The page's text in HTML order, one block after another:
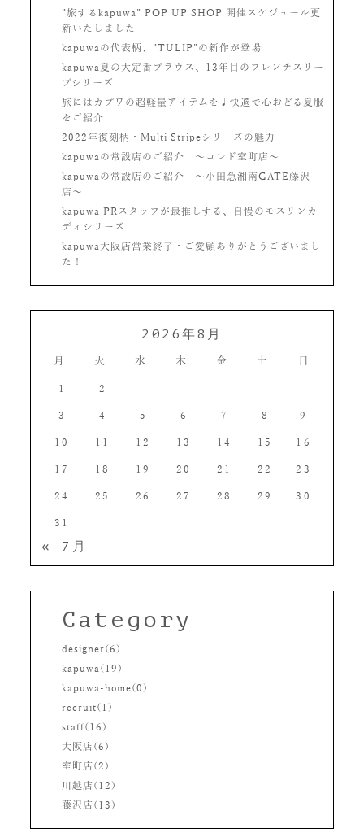
”旅するkapuwa” POP UP SHOP 開催スケジュール更
新いたしました
kapuwaの代表柄、”TULIP”の新作が登場
kapuwa夏の大定番ブラウス、13年目のフレンチスリー
ブシリーズ
旅にはカプワの超軽量アイテムを♩快適で心おどる夏服
をご紹介
2022年復刻柄・Multi Stripeシリーズの魅力
kapuwaの常設店のご紹介 〜コレド室町店〜
kapuwaの常設店のご紹介 〜小田急湘南GATE藤沢
店〜
kapuwa PRスタッフが最推しする、自慢のモスリンカ
ディシリーズ
kapuwa大阪店営業終了・ご愛顧ありがとうございまし
た！
2026年8月
月 火 水 木 金 土 日
1 2
3 4 5 6 7 8 9
10 11 12 13 14 15 16
17 18 19 20 21 22 23
24 25 26 27 28 29 30
31
« 7月
Category
designer(6)
kapuwa(19)
kapuwa-home(0)
recruit(1)
staff(16)
大阪店(6)
室町店(2)
川越店(12)
藤沢店(13)